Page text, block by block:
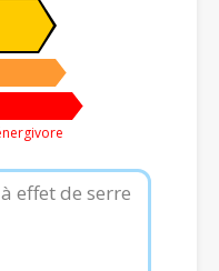
effet de serre